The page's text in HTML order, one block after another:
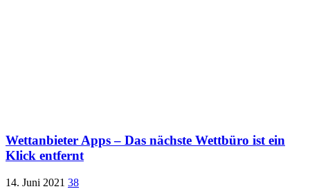
Wettanbieter Apps – Das nächste Wettbüro ist ein
Klick entfernt
14. Juni 2021 38